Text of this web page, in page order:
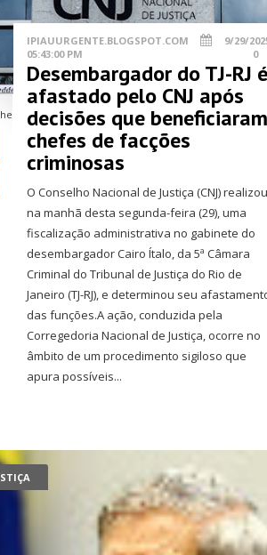
IPIAUURGENTE.BLOGSPOT.COM
9/29/
05:43:00 PM
0
Desembargador do TJ-RJ
afastado pelo CNJ após
decisões que
chefes de facções
criminosas
O Conselho Nacional de Justiça (CNJ)
na manhã desta segunda-feira (29), uma
fiscalização administrativa no gabinete do
desembargador Cairo Ítalo, da 5ª Câmara
Criminal do Tribunal de Justiça do Rio de
Janeiro (TJ-RJ), e determinou seu
das funções.A ação, conduzida pela
Corregedoria Nacional de Justiça, ocorre no
âmbito de um procedimento sigiloso que
apura possíveis...